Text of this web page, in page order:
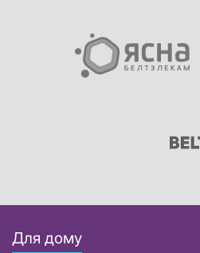
Для дому